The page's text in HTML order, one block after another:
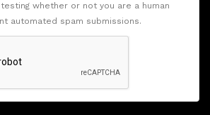
whether or not you are a human
automated spam submissions.